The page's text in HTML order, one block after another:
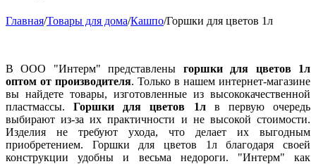
Главная/Товары для дома/Кашпо/Горшки для цветов 1л
В ООО "Интерм" представлены горшки для цветов 1л
оптом от производителя. Только в нашем интернет-магазине
вы найдете товары, изготовленные из высококачественной
пластмассы.Горшки для цветов 1л
в первую очередь
выбирают из-за их практичности и не высокой стоимости.
Изделия не требуют ухода, что делает их выгодным
приобретением. Горшки для цветов 1л благодаря своей
конструкции удобны и весьма недороги. "Интерм" как